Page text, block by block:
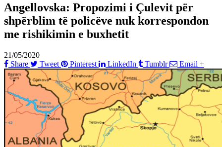
Angellovska: Propozimi i Çulevit për
shpërblim të policëve nuk korrespondon
me rishikimin e buxhetit
21/05/2020
Share
Tweet Pinterest LinkedIn Tumblr Email +